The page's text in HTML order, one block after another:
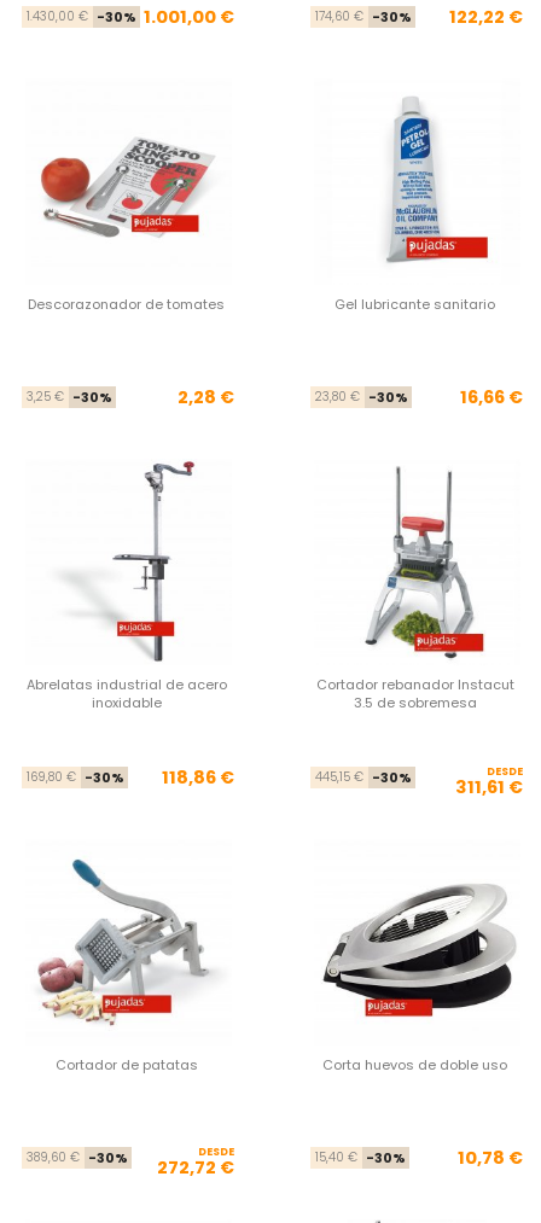
Precio base
1.430,00 € -30% Precio
1.001,00 € 174,60 € -30% 122,22 €
Descorazonador de tomates
Precio base
3,25 € -30% Precio
2,28 €
Gel lubricante sanitario
23,80 € -30% 16,66 €
Abrelatas industrial de acero
inoxidable
Precio base
169,80 € -30% Precio
118,86 €
Cortador rebanador Instacut
3.5 de sobremesa
445,15 € -30% DESDE
311,61 €
Cortador de patatas
Precio base
389,60 € -30% Precio
DESDE
272,72 €
Corta huevos de doble uso
15,40 € -30% 10,78 €